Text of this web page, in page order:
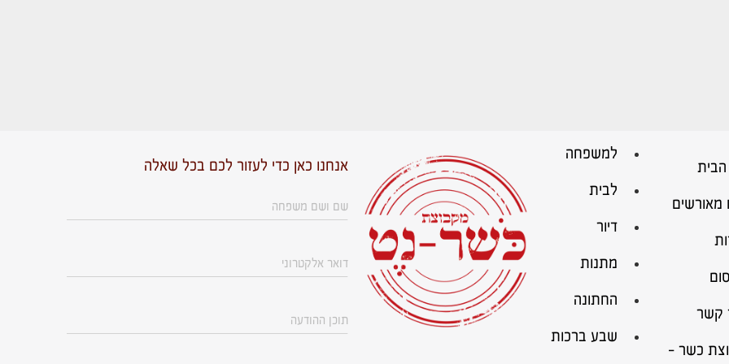
מאורשים
קשר
כשר –
למשפחה
לבית
דיור
מתנות
החתונה
שבע ברכות
אנחנו כאן כדי לעזור לכם בכל שאלה